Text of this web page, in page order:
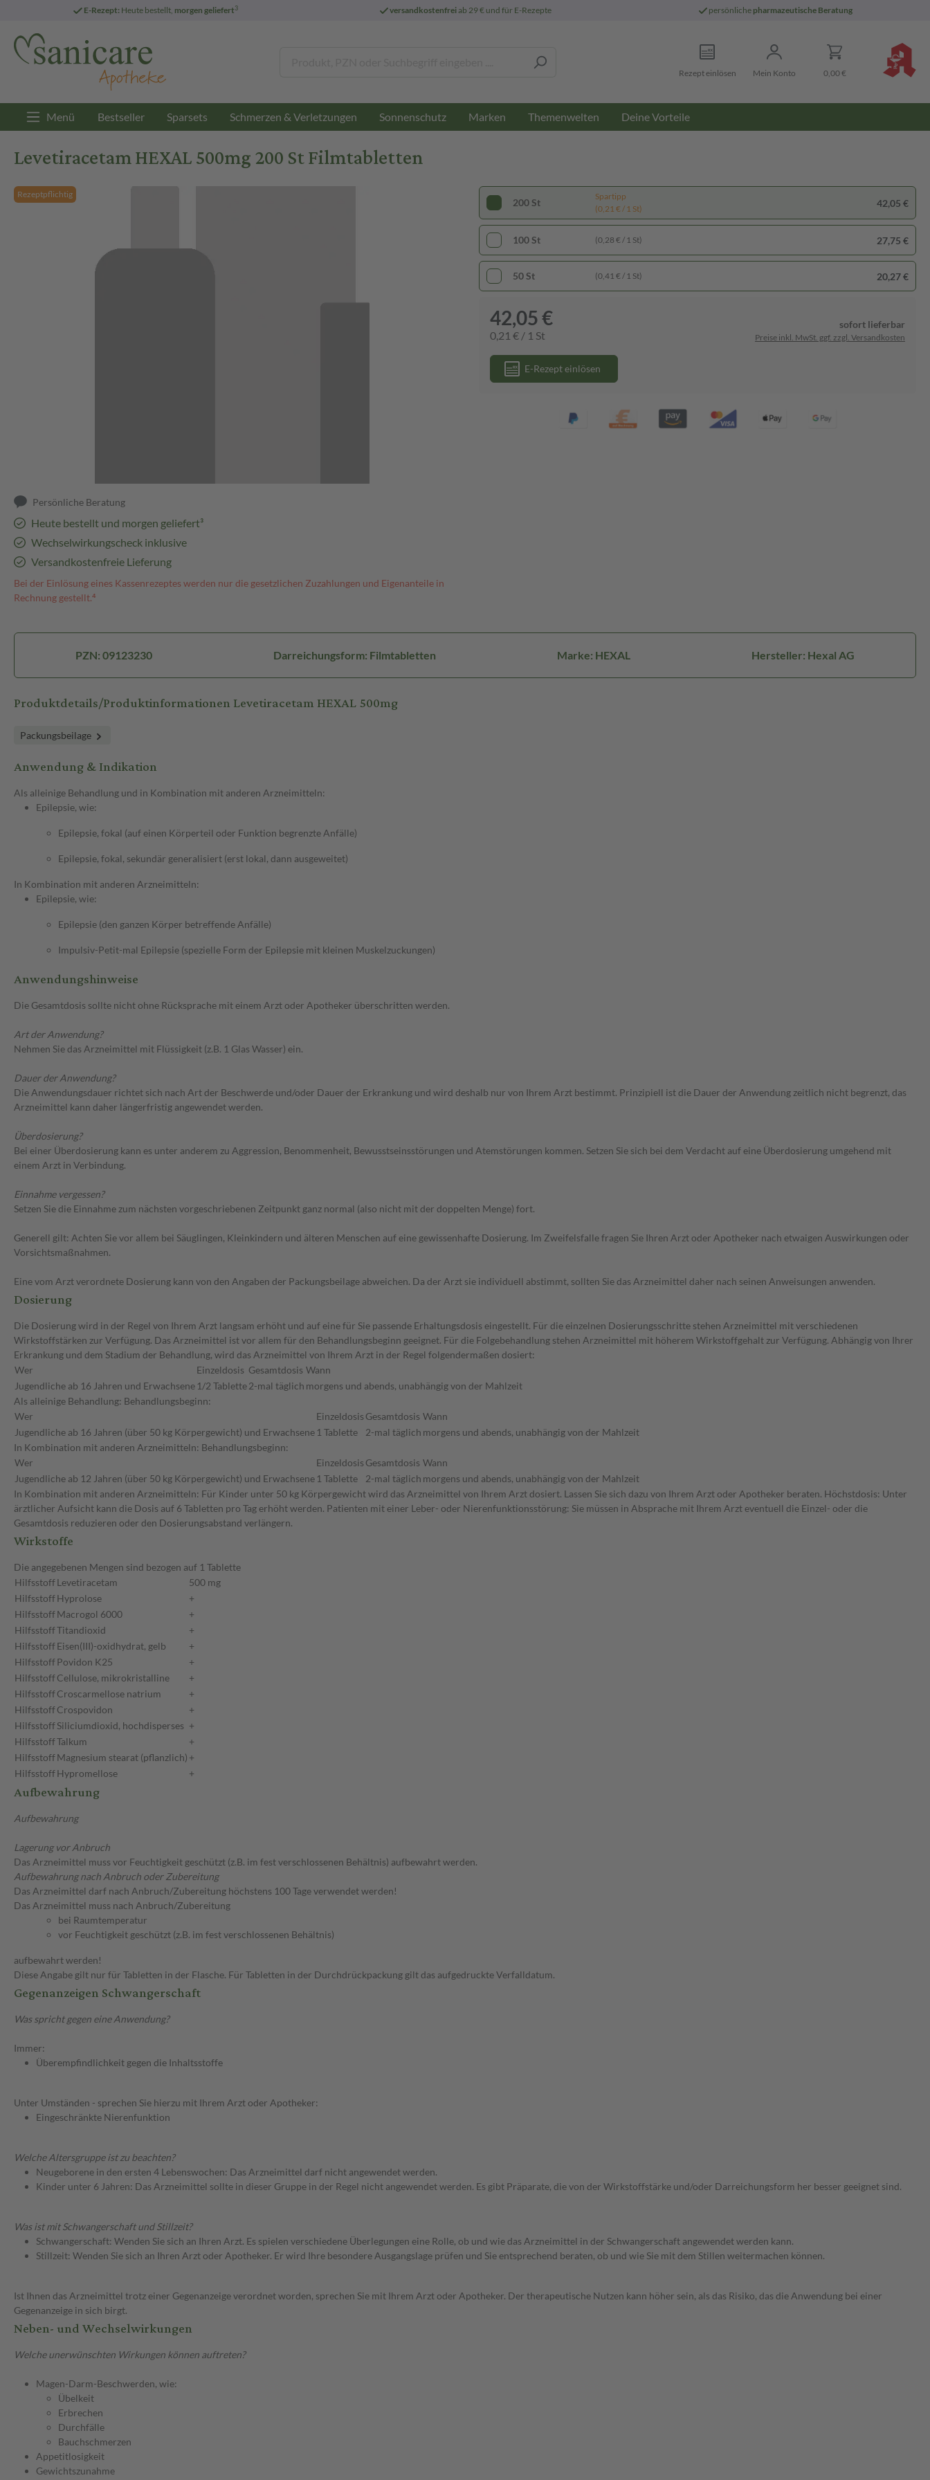
E-Rezept: Heute bestellt, morgen geliefert3 versandkostenfreiab 29 € und für E-Rezepte persönliche pharmazeutische Beratung
Rezept einlösen Mein Konto 0,00 €
Menü Bestseller Sparsets Schmerzen & Verletzungen Sonnenschutz Marken Themenwelten Deine Vorteile
Levetiracetam HEXAL 500mg 200 St Filmtabletten
Rezeptpflichtig
Persönliche Beratung
Heute bestellt und morgen geliefert³
Wechselwirkungscheck inklusive
Versandkostenfreie Lieferung
Bei der Einlösung eines Kassenrezeptes werden nur die gesetzlichen Zuzahlungen und Eigenanteile in
Rechnung gestellt.⁴
200 St
Spartipp
(0,21 € / 1 St)
42,05 €
100 St (0,28 € / 1 St) 27,75 €
50 St (0,41 € / 1 St) 20,27 €
42,05 €
0,21 € / 1 St
sofort lieferbar
Preise inkl. MwSt. ggf. zzgl. Versandkosten
E-Rezept einlösen
PZN: 09123230 Darreichungsform: Filmtabletten Marke: HEXAL Hersteller: Hexal AG
Produktdetails/Produktinformationen Levetiracetam HEXAL 500mg
Packungsbeilage
Anwendung & Indikation
Als alleinige Behandlung und in Kombination mit anderen Arzneimitteln:
Epilepsie, wie:
Epilepsie, fokal (auf einen Körperteil oder Funktion begrenzte Anfälle)
Epilepsie, fokal, sekundär generalisiert (erst lokal, dann ausgeweitet)
In Kombination mit anderen Arzneimitteln:
Epilepsie, wie:
Epilepsie (den ganzen Körper betreffende Anfälle)
Impulsiv-Petit-mal Epilepsie (spezielle Form der Epilepsie mit kleinen Muskelzuckungen)
Anwendungshinweise
Die Gesamtdosis sollte nicht ohne Rücksprache mit einem Arzt oder Apotheker überschritten werden.
Art der Anwendung?
Nehmen Sie das Arzneimittel mit Flüssigkeit (z.B. 1 Glas Wasser) ein.
Dauer der Anwendung?
Die Anwendungsdauer richtet sich nach Art der Beschwerde und/oder Dauer der Erkrankung und wird deshalb nur von Ihrem Arzt bestimmt. Prinzipiell ist die Dauer der Anwendung zeitlich nicht begrenzt, das
Arzneimittel kann daher längerfristig angewendet werden.
Überdosierung?
Bei einer Überdosierung kann es unter anderem zu Aggression, Benommenheit, Bewusstseinsstörungen und Atemstörungen kommen. Setzen Sie sich bei dem Verdacht auf eine Überdosierung umgehend mit
einem Arzt in Verbindung.
Einnahme vergessen?
Setzen Sie die Einnahme zum nächsten vorgeschriebenen Zeitpunkt ganz normal (also nicht mit der doppelten Menge) fort.
Generell gilt: Achten Sie vor allem bei Säuglingen, Kleinkindern und älteren Menschen auf eine gewissenhafte Dosierung. Im Zweifelsfalle fragen Sie Ihren Arzt oder Apotheker nach etwaigen Auswirkungen oder
Vorsichtsmaßnahmen.
Eine vom Arzt verordnete Dosierung kann von den Angaben der Packungsbeilage abweichen. Da der Arzt sie individuell abstimmt, sollten Sie das Arzneimittel daher nach seinen Anweisungen anwenden.
Dosierung
Die Dosierung wird in der Regel von Ihrem Arzt langsam erhöht und auf eine für Sie passende Erhaltungsdosis eingestellt. Für die einzelnen Dosierungsschritte stehen Arzneimittel mit verschiedenen
Wirkstoffstärken zur Verfügung. Das Arzneimittel ist vor allem für den Behandlungsbeginn geeignet. Für die Folgebehandlung stehen Arzneimittel mit höherem Wirkstoffgehalt zur Verfügung. Abhängig von Ihrer
Erkrankung und dem Stadium der Behandlung, wird das Arzneimittel von Ihrem Arzt in der Regel folgendermaßen dosiert:
Wer
Einzeldosis Gesamtdosis Wann
Jugendliche ab 16 Jahren und Erwachsene 1/2 Tablette2-mal täglich morgens und abends, unabhängig von der Mahlzeit
Als alleinige Behandlung: Behandlungsbeginn:
Wer
Einzeldosis Gesamtdosis Wann
Jugendliche ab 16 Jahren (über 50 kg Körpergewicht) und Erwachsene 1 Tablette 2-mal täglich morgens und abends, unabhängig von der Mahlzeit
In Kombination mit anderen Arzneimitteln: Behandlungsbeginn:
Wer
Einzeldosis Gesamtdosis Wann
Jugendliche ab 12 Jahren (über 50 kg Körpergewicht) und Erwachsene 1 Tablette 2-mal täglich morgens und abends, unabhängig von der Mahlzeit
In Kombination mit anderen Arzneimitteln: Für Kinder unter 50 kg Körpergewicht wird das Arzneimittel von Ihrem Arzt dosiert. Lassen Sie sich dazu von Ihrem Arzt oder Apotheker beraten. Höchstdosis: Unter
ärztlicher Aufsicht kann die Dosis auf 6 Tabletten pro Tag erhöht werden. Patienten mit einer Leber- oder Nierenfunktionsstörung: Sie müssen in Absprache mit Ihrem Arzt eventuell die Einzel- oder die
Gesamtdosis reduzieren oder den Dosierungsabstand verlängern.
Wirkstoffe
Die angegebenen Mengen sind bezogen auf 1 Tablette
HilfsstoffLevetiracetam
500 mg
HilfsstoffHyprolose
+
HilfsstoffMacrogol 6000
+
HilfsstoffTitandioxid
+
HilfsstoffEisen(III)-oxidhydrat, gelb
+
HilfsstoffPovidon K25
+
HilfsstoffCellulose, mikrokristalline
+
HilfsstoffCroscarmellose natrium
+
HilfsstoffCrospovidon
+
HilfsstoffSiliciumdioxid, hochdisperses +
HilfsstoffTalkum
+
HilfsstoffMagnesium stearat (pflanzlich) +
HilfsstoffHypromellose +
Aufbewahrung
Aufbewahrung
Lagerung vor Anbruch
Das Arzneimittel muss vor Feuchtigkeit geschützt (z.B. im fest verschlossenen Behältnis) aufbewahrt werden.
Aufbewahrung nach Anbruch oder Zubereitung
Das Arzneimittel darf nach Anbruch/Zubereitung höchstens 100 Tage verwendet werden!
Das Arzneimittel muss nach Anbruch/Zubereitung
bei Raumtemperatur
vor Feuchtigkeit geschützt (z.B. im fest verschlossenen Behältnis)
aufbewahrt werden!
Diese Angabe gilt nur für Tabletten in der Flasche. Für Tabletten in der Durchdrückpackung gilt das aufgedruckte Verfalldatum.
Gegenanzeigen Schwangerschaft
Was spricht gegen eine Anwendung?
Immer:
Überempfindlichkeit gegen die Inhaltsstoffe
Unter Umständen - sprechen Sie hierzu mit Ihrem Arzt oder Apotheker:
Eingeschränkte Nierenfunktion
Welche Altersgruppe ist zu beachten?
Neugeborene in den ersten 4 Lebenswochen: Das Arzneimittel darf nicht angewendet werden.
Kinder unter 6 Jahren: Das Arzneimittel sollte in dieser Gruppe in der Regel nicht angewendet werden. Es gibt Präparate, die von der Wirkstoffstärke und/oder Darreichungsform her besser geeignet sind.
Was ist mit Schwangerschaft und Stillzeit?
Schwangerschaft: Wenden Sie sich an Ihren Arzt. Es spielen verschiedene Überlegungen eine Rolle, ob und wie das Arzneimittel in der Schwangerschaft angewendet werden kann.
Stillzeit: Wenden Sie sich an Ihren Arzt oder Apotheker. Er wird Ihre besondere Ausgangslage prüfen und Sie entsprechend beraten, ob und wie Sie mit dem Stillen weitermachen können.
Ist Ihnen das Arzneimittel trotz einer Gegenanzeige verordnet worden, sprechen Sie mit Ihrem Arzt oder Apotheker. Der therapeutische Nutzen kann höher sein, als das Risiko, das die Anwendung bei einer
Gegenanzeige in sich birgt.
Neben- und Wechselwirkungen
Welche unerwünschten Wirkungen können auftreten?
Magen-Darm-Beschwerden, wie:
Übelkeit
Erbrechen
Durchfälle
Bauchschmerzen
Appetitlosigkeit
Gewichtszunahme